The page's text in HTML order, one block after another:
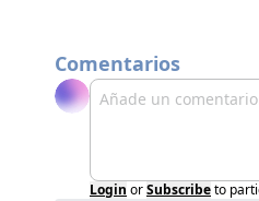
Comentarios
Login orSubscribeto